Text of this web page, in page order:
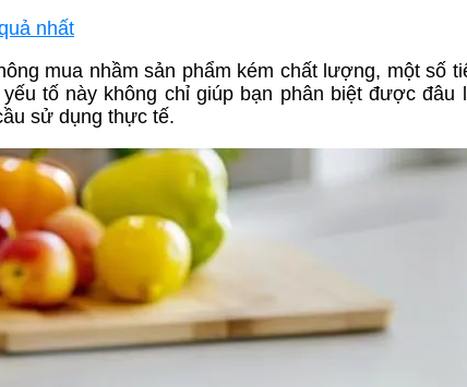
nhất
mua nhầm sản phẩm kém chất lượng, một số
tố này không chỉ giúp bạn phân biệt được đâu
sử dụng thực tế.